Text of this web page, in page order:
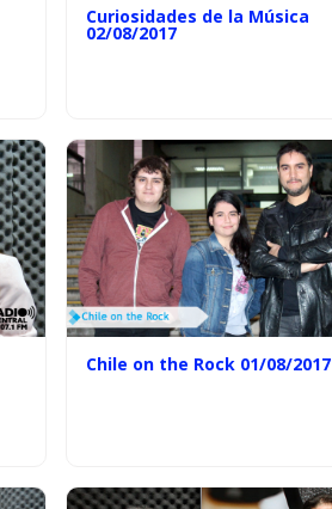
Curiosidades de la Música
02/08/2017
Chile on the Rock 01/08/2017